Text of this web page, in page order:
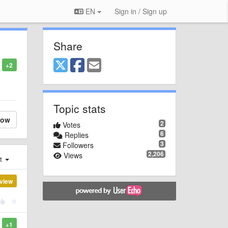
EN Sign in / Sign up
+2
+1
Share
Topic stats
2
Votes
6
Replies
3
Followers
2,206
Views